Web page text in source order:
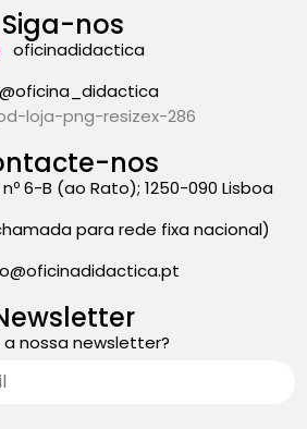
Siga-nos
oficinadidactica
@oficina_didactica
nos
nº 6-B (ao Rato); 1250-090 Lisboa
para rede fixa nacional)
nossa newsletter?